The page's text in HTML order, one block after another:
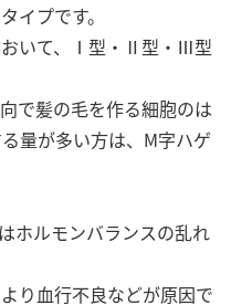
イプです。
おいて、Ⅰ型・Ⅱ型・Ⅲ型
で髪の毛を作る細胞のは
量が多い方は、M字ハゲ
ホルモンバランスの乱れ
り血行不良などが原因で